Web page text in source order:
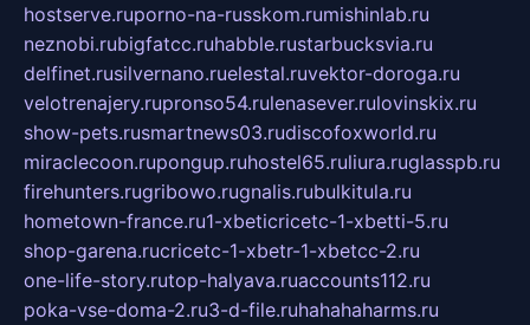
hostserve.ruporno-na-russkom.rumishinlab.ru
neznobi.rubigfatcc.ruhabble.rustarbucksvia.ru
delfinet.rusilvernano.ruelestal.ruvektor-doroga.ru
velotrenajery.rupronso54.rulenasever.rulovinskix.ru
show-pets.rusmartnews03.rudiscofoxworld.ru
miraclecoon.rupongup.ruhostel65.ruliura.ruglasspb.ru
firehunters.rugribowo.rugnalis.rubulkitula.ru
hometown-france.ru1-xbeticricetc-1-xbetti-5.ru
shop-garena.rucricetc-1-xbetr-1-xbetcc-2.ru
one-life-story.rutop-halyava.ruaccounts112.ru
poka-vse-doma-2.ru3-d-file.ruhahahaharms.ru